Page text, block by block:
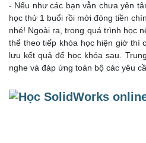
- Nếu như các bạn vẫn chưa yên
học thử 1 buổi rồi mới đóng tiền
nhé! Ngoài ra, trong quá trình học
thể theo tiếp khóa học hiện giờ thì
lưu kết quả để học khóa sau.
nghe và đáp ứng toàn bộ các yêu